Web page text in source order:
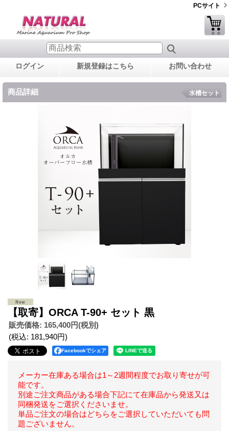
PCサイト
ログイン 新規登録はこちら お問い合わせ
商品詳細 水槽セット
【取寄】ORCA T-90+ セット 黒
販売価格: 165,400円(税別)
(税込: 181,940円)
Facebookでシェア
メーカー在庫ある場合は1～2週間程度でお取り寄せが可
能です。
別途ご注文商品がある場合下記にて在庫品から発送又は
同梱発送をご選択くださいませ。
単品ご注文の場合はどちらをご選択していただいても問
題ございません。